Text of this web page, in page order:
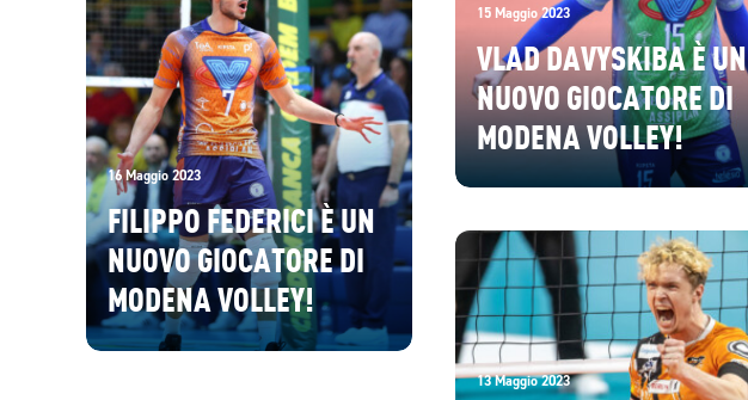
16 Maggio 2023
FILIPPO FEDERICI È UN
NUOVO GIOCATORE DI
MODENA VOLLEY!
15 Maggio 2023
VLAD DAVYSKIBA È UN
NUOVO GIOCATORE DI
MODENA VOLLEY!
13 Maggio 2023